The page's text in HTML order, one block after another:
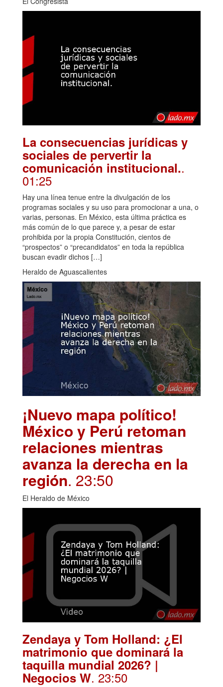
La consecuencias jurídicas y
sociales de pervertir la
comunicación institucional..
01:25
Hay una línea tenue entre la divulgación de los
programas sociales y su uso para promocionar a una, o
varias, personas. En México, esta última práctica es
más común de lo que parece y, a pesar de estar
prohibida por la propia Constitución, cientos de
“prospectos” o “precandidatos” en toda la república
buscan evadir dichos […]
Heraldo de Aguascalientes
¡Nuevo mapa político!
México y Perú retoman
relaciones mientras
avanza la derecha en la
región. 23:50
El Heraldo de México
Zendaya y Tom Holland: ¿El
matrimonio que dominará la
taquilla mundial 2026? |
Negocios W. 23:50